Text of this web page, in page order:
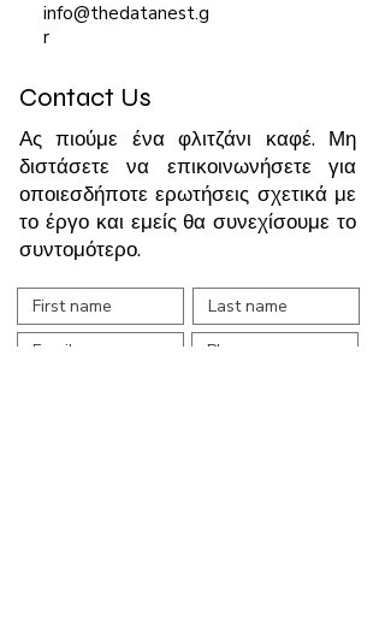
info@thedatanest.g
r
Contact Us
Ας πιούμε ένα φλιτζάνι καφέ. Μη
διστάσετε να επικοινωνήσετε για
οποιεσδήποτε ερωτήσεις σχετικά με
το έργο και εμείς θα συνεχίσουμε το
συντομότερο.